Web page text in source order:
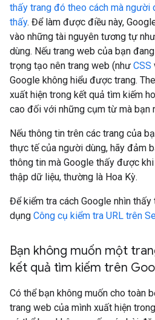
thấy trang đó theo cách mà người
thấy. Để làm được điều này,
vào những tài nguyên tương tự
dùng. Nếu trang web của bạn
trọng tạo nên trang web (như CSS
Google không hiểu được trang.
xuất hiện trong kết quả tìm kiếm
cao đối với những cụm từ mà bạn
Nếu thông tin trên các trang của
thực tế của người dùng, hãy đảm
thông tin mà Google thấy được
thập dữ liệu, thường là Hoa Kỳ.
Để kiểm tra cách Google nhìn
dụng Công cụ kiểm tra URL trên
Bạn không muốn một
kết quả tìm kiếm trên
Có thể bạn không muốn cho toàn
trang web của mình xuất hiện